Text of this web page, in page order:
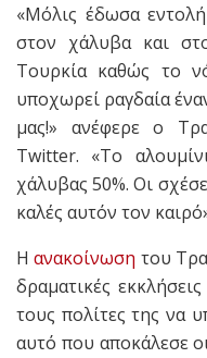
«Μόλις έδωσα
στον χάλυβα και
Τουρκία καθώς το
υποχωρεί ραγδαία
μας!» ανέφερε ο
Twitter. «Το
χάλυβας 50%. Οι
καλές αυτόν τον
Ηανακοίνωση του
δραματικές
τους πολίτες της να
αυτό που αποκάλεσε